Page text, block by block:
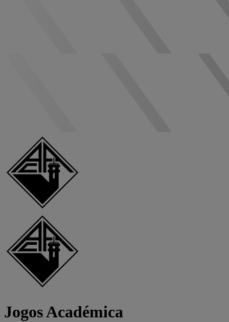
Jogos Académica